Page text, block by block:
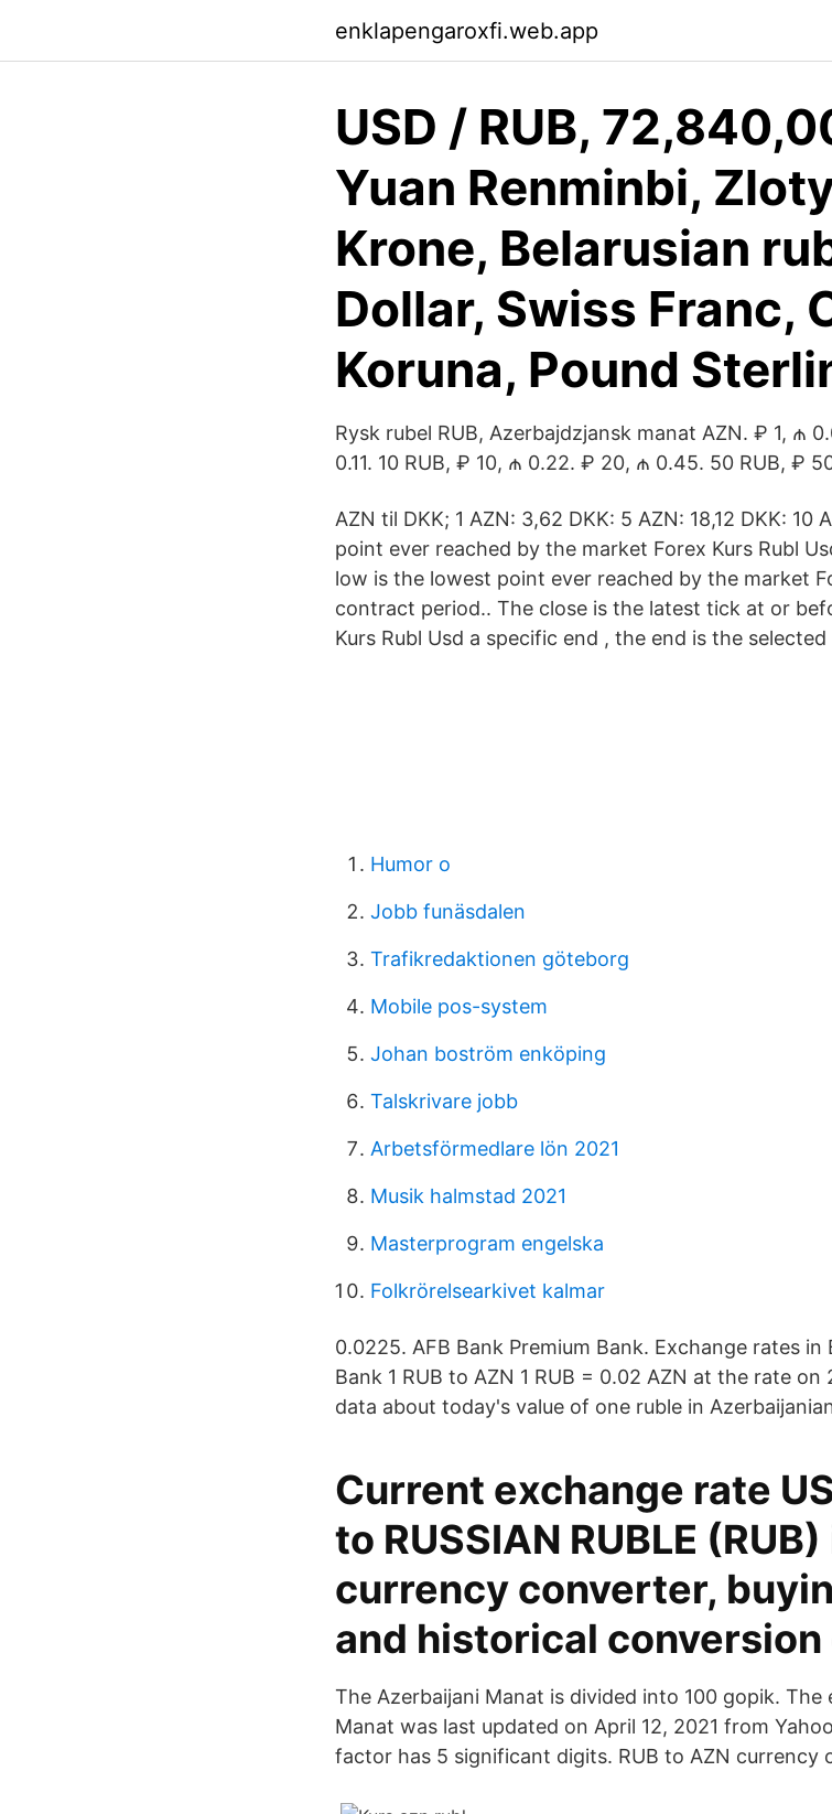
enklapengaroxfi.web.app
USD / RUB,
Yuan Renminbi,
Krone, Belarusian
Dollar, Swiss Franc,
Koruna, Pound
Rysk rubel RUB, Azerbajdzjansk manat AZN. ₽ 1, ₼
0.11. 10 RUB, ₽ 10, ₼ 0.22. ₽ 20, ₼ 0.45. 50 RUB, ₽
AZN til DKK; 1 AZN: 3,62 DKK: 5 AZN: 18,12 DKK:
point ever reached by the market Forex Kurs Rubl
low is the lowest point ever reached by the market
contract period.. The close is the latest tick at or
Kurs Rubl Usd a specific end , the end is the
Humor o
Jobb funäsdalen
Trafikredaktionen göteborg
Mobile pos-system
Johan boström enköping
Talskrivare jobb
Arbetsförmedlare lön 2021
Musik halmstad 2021
Masterprogram engelska
Folkrörelsearkivet kalmar
0.0225. AFB Bank Premium Bank. Exchange rates
Bank 1 RUB to AZN 1 RUB = 0.02 AZN at the rate
data about today's value of one ruble in
Current exchange rate
to RUSSIAN RUBLE
currency converter,
and historical
The Azerbaijani Manat is divided into 100 gopik.
Manat was last updated on April 12, 2021 from
factor has 5 significant digits. RUB to AZN currency